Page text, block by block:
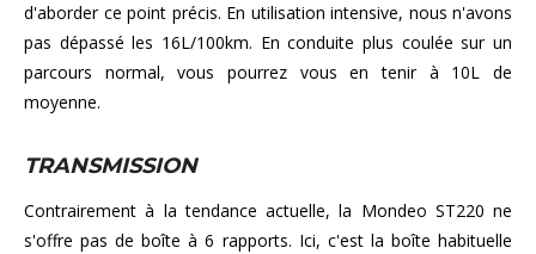
d'aborder ce point précis. En utilisation intensive, nous n'avons
pas dépassé les 16L/100km. En conduite plus coulée sur un
parcours normal, vous pourrez vous en tenir à 10L de
moyenne.
TRANSMISSION
Contrairement à la tendance actuelle, la Mondeo ST220 ne
s'offre pas de boîte à 6 rapports. Ici, c'est la boîte habituelle